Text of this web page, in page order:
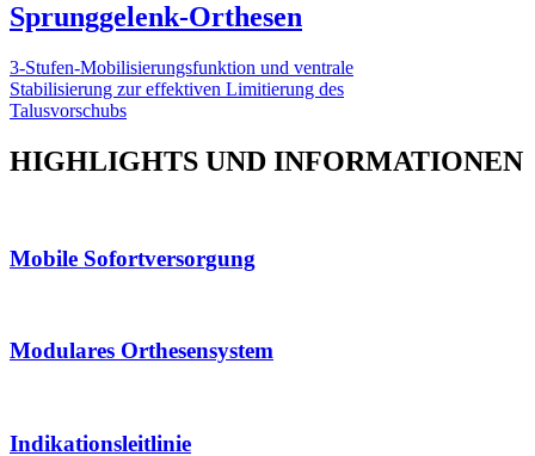
Sprunggelenk-Orthesen
3-Stufen-Mobilisierungsfunktion und ventrale
Stabilisierung zur effektiven Limitierung des
Talusvorschubs
HIGHLIGHTS UND INFORMATIONEN
Mobile Sofortversorgung
Modulares Orthesensystem
Indikationsleitlinie